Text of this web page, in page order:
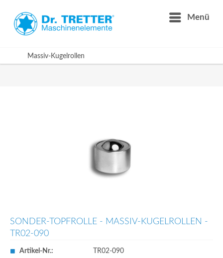
Menü
Massiv-Kugelrollen
SONDER-TOPFROLLE - MASSIV-KUGELROLLEN -
TR02-090
Artikel-Nr.:
TR02-090